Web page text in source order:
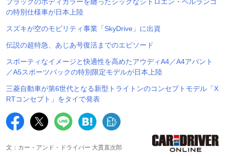
の特別仕様車が日本上陸
スズキが空のモビリティ事業「SkyDrive」に出資
伝説の超特急、あじあ号復活までのエピソード
スポーティなイメージと快適性を高めたアウディA4／A4アバント
／A5スポーツバックの特別限定モデルが日本上陸
三菱自動車が第6世代となる新型トライトンのコンセプトモデル「X
RTコンセプト」をタイで発表
文：カー・アンド・ドライバー 大貫直次郎